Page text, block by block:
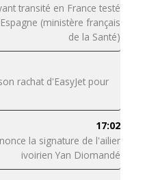
transité en France testé
(ministère français
de la Santé)
rachat d'EasyJet pour
17:02
la signature de l'ailier
ivoirien Yan Diomandé